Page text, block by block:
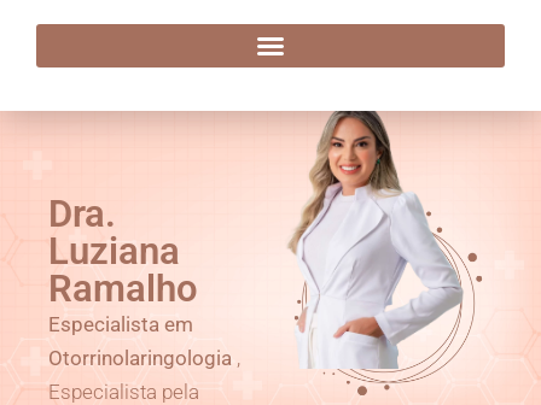
Dra. Luziana Ramalho
Dra.
Luziana
Ramalho
Especialista em
Otorrinolaringologia ,
Especialista pela